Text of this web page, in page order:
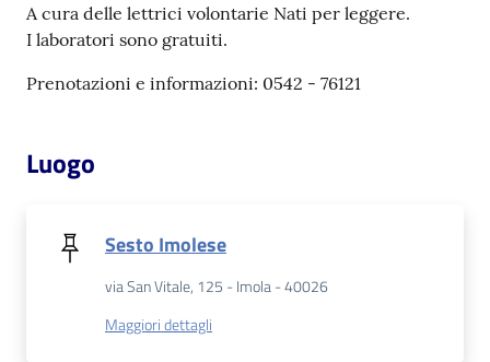
Piani
storico
Decentrate
A cura delle lettrici volontarie Nati per leggere.
I laboratori sono gratuiti.
Prenotazioni e informazioni: 0542 - 76121
Luogo
Sesto Imolese
via San Vitale, 125 - Imola - 40026
Maggiori dettagli